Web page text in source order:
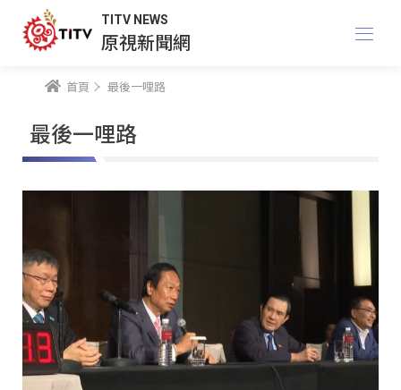
TITV NEWS
原視新聞網
首頁 最後一哩路
最後一哩路